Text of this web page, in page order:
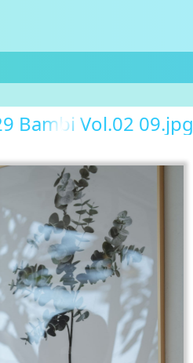
Bambi Vol.02 09.jpg